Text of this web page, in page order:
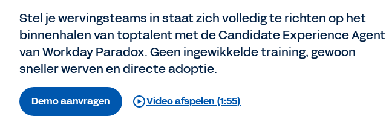
Stel je wervingsteams in staat zich volledig te richten op het
binnenhalen van toptalent met de Candidate Experience Agent
van Workday Paradox. Geen ingewikkelde training, gewoon
sneller werven en directe adoptie.
Demo aanvragen Video afspelen (1:55)